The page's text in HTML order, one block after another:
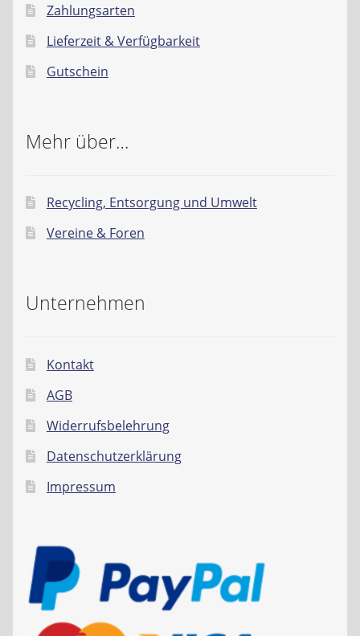
Zahlungsarten
Lieferzeit & Verfügbarkeit
Gutschein
Mehr über…
Recycling, Entsorgung und Umwelt
Vereine & Foren
Unternehmen
Kontakt
AGB
Widerrufsbelehrung
Datenschutzerklärung
Impressum